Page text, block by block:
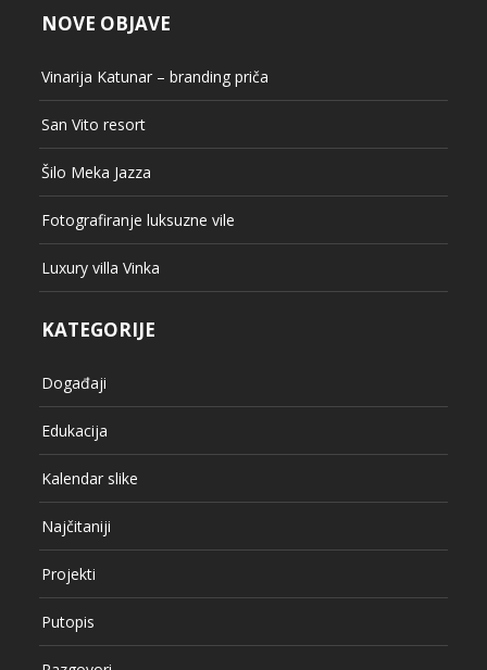
NOVE OBJAVE
Vinarija Katunar – branding priča
San Vito resort
Šilo Meka Jazza
Fotografiranje luksuzne vile
Luxury villa Vinka
KATEGORIJE
Događaji
Edukacija
Kalendar slike
Najčitaniji
Projekti
Putopis